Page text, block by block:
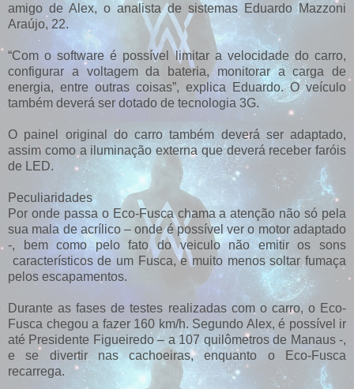
amigo de Alex, o analista de sistemas Eduardo Mazzoni
Araújo, 22.
“Com o software é possível limitar a velocidade do carro,
configurar a voltagem da bateria, monitorar a carga de
energia, entre outras coisas”, explica Eduardo. O veículo
também deverá ser dotado de tecnologia 3G.
O painel original do carro também deverá ser adaptado,
assim como a iluminação externa que deverá receber faróis
de LED.
Peculiaridades
Por onde passa o Eco-Fusca chama a atenção não só pela
sua mala de acrílico – onde é possível ver o motor adaptado
-, bem como pelo fato do veiculo não emitir os sons
característicos de um Fusca, e muito menos soltar fumaça
pelos escapamentos.
Durante as fases de testes realizadas com o carro, o Eco-
Fusca chegou a fazer 160 km/h. Segundo Alex, é possível ir
até Presidente Figueiredo – a 107 quilômetros de Manaus -,
e se divertir nas cachoeiras, enquanto o Eco-Fusca
recarrega.